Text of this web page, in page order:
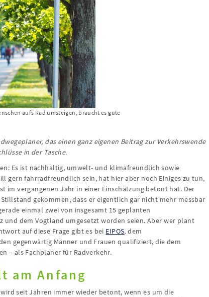
aufs Rad umsteigen, braucht es gute
das einen ganz eigenen Beitrag zur Verkehrswende
in der Tasche.
Es ist nachhaltig, umwelt- und klimafreundlich sowie
gern fahrradfreundlich sein, hat hier aber noch Einiges zu tun,
im vergangenen Jahr in einer Einschätzung betont hat. Der
gekommen, dass er eigentlich gar nicht mehr messbar
einmal zwei von insgesamt 15 geplanten
und dem Vogtland umgesetzt worden seien. Aber wer plant
auf diese Frage gibt es bei EIPOS, dem
gegenwärtig Männer und Frauen qualifiziert, die dem
– als Fachplaner für Radverkehr.
am Anfang
seit Jahren immer wieder betont, wenn es um die